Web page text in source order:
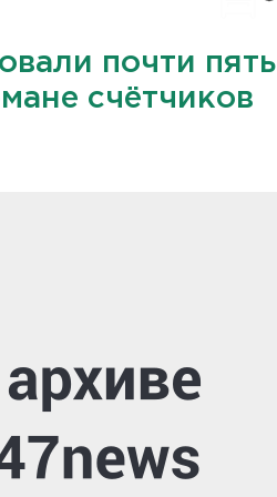
почти пять
счётчиков